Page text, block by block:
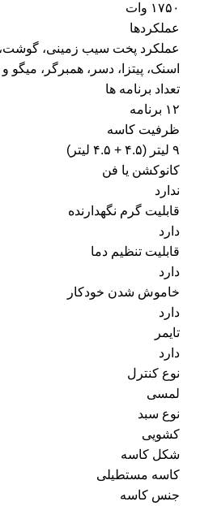
۱۷۵۰ وات
عملکردها
عملکرد پخت سیب زمینی،
اسنک، پیتزا، دسر، همبرگر، میگو
تعداد برنامه ها
۱۲ برنامه
ظرفیت کاسه
۹ لیتر (۴.۵ + ۴.۵ لیتر)
کانوکشن یا فن
ندارد
قابلیت گرم نگهدارنده
دارد
قابلیت تنظیم دما
دارد
خاموش شدن خودکار
دارد
تایمر
دارد
نوع کنترل
لمسی
نوع سبد
کشویی
شکل کاسه
کاسه مستطیلی
جنس کاسه